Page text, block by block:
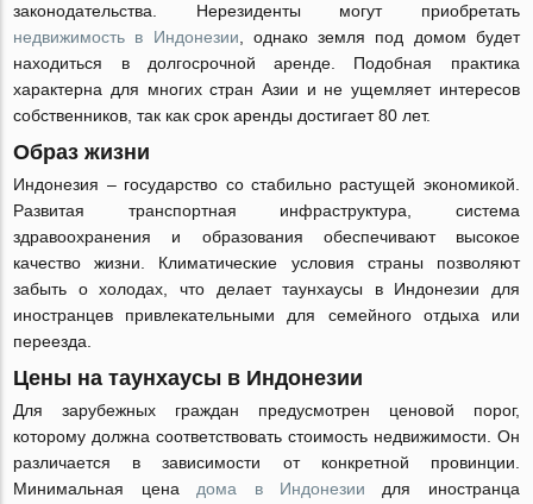
законодательства. Нерезиденты могут приобретать
недвижимость в Индонезии, однако земля под домом будет
находиться в долгосрочной аренде. Подобная практика
характерна для многих стран Азии и не ущемляет интересов
собственников, так как срок аренды достигает 80 лет.
Образ жизни
Индонезия – государство со стабильно растущей экономикой.
Развитая транспортная инфраструктура, система
здравоохранения и образования обеспечивают высокое
качество жизни. Климатические условия страны позволяют
забыть о холодах, что делает таунхаусы в Индонезии для
иностранцев привлекательными для семейного отдыха или
переезда.
Цены на таунхаусы в Индонезии
Для зарубежных граждан предусмотрен ценовой порог,
которому должна соответствовать стоимость недвижимости. Он
различается в зависимости от конкретной провинции.
Минимальная ценадома в Индонезии для иностранца